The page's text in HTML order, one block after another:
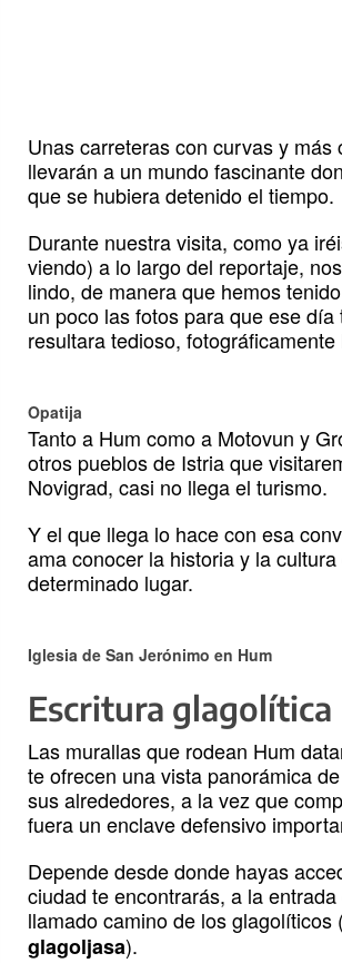
Unas carreteras con curvas y más
llevarán a un mundo fascinante
que se hubiera detenido el tiempo.
Durante nuestra visita, como ya
viendo) a lo largo del reportaje,
lindo, de manera que hemos
un poco las fotos para que ese día
resultara tedioso, fotográficamente
Opatija
Tanto a Hum como a Motovun y
otros pueblos de Istria que
Novigrad, casi no llega el turismo.
Y el que llega lo hace con esa
ama conocer la historia y la
determinado lugar.
Iglesia de San Jerónimo en Hum
Escritura glagolítica
Las murallas que rodean Hum
te ofrecen una vista panorámica
sus alrededores, a la vez que
fuera un enclave defensivo
Depende desde donde hayas
ciudad te encontrarás, a la
llamado camino de los glagolíticos (
glagoljasa).